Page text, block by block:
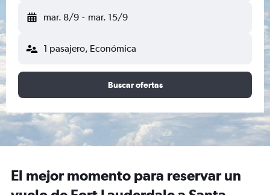
mar. 8/9 - mar. 15/9
1 pasajero, Económica
Buscar ofertas
El mejor momento para reservar un